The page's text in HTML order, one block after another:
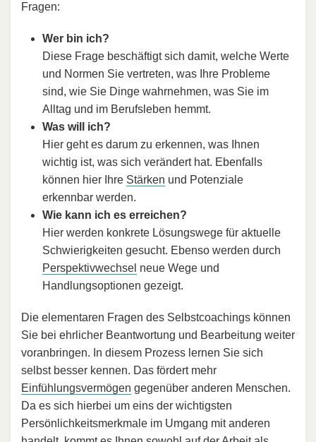
Fragen:
Wer bin ich?
Diese Frage beschäftigt sich damit, welche Werte
und Normen Sie vertreten, was Ihre Probleme
sind, wie Sie Dinge wahrnehmen, was Sie im
Alltag und im Berufsleben hemmt.
Was will ich?
Hier geht es darum zu erkennen, was Ihnen
wichtig ist, was sich verändert hat. Ebenfalls
können hier Ihre Stärken und Potenziale
erkennbar werden.
Wie kann ich es erreichen?
Hier werden konkrete Lösungswege für aktuelle
Schwierigkeiten gesucht. Ebenso werden durch
Perspektivwechsel neue Wege und
Handlungsoptionen gezeigt.
Die elementaren Fragen des Selbstcoachings können
Sie bei ehrlicher Beantwortung und Bearbeitung weiter
voranbringen. In diesem Prozess lernen Sie sich
selbst besser kennen. Das fördert mehr
Einfühlungsvermögen gegenüber anderen Menschen.
Da es sich hierbei um eins der wichtigsten
Persönlichkeitsmerkmale im Umgang mit anderen